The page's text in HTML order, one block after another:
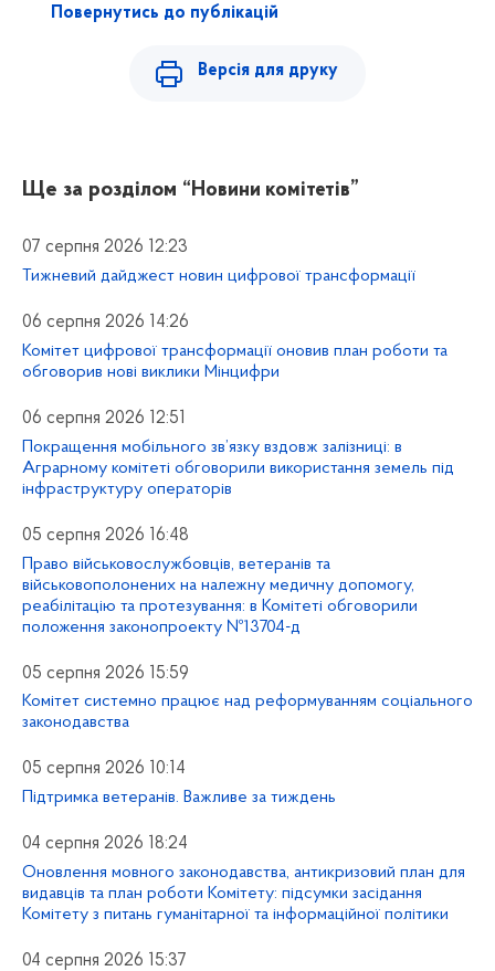
Повернутись до публікацій
Версія для друку
Ще за розділом “Новини комітетів”
07 серпня 2026 12:23
Тижневий дайджест новин цифрової трансформації
06 серпня 2026 14:26
Комітет цифрової трансформації оновив план роботи та
обговорив нові виклики Мінцифри
06 серпня 2026 12:51
Покращення мобільного зв’язку вздовж залізниці: в
Аграрному комітеті обговорили використання земель під
інфраструктуру операторів
05 серпня 2026 16:48
Право військовослужбовців, ветеранів та
військовополонених на належну медичну допомогу,
реабілітацію та протезування: в Комітеті обговорили
положення законопроекту №13704-д
05 серпня 2026 15:59
Комітет системно працює над реформуванням соціального
законодавства
05 серпня 2026 10:14
Підтримка ветеранів. Важливе за тиждень
04 серпня 2026 18:24
Оновлення мовного законодавства, антикризовий план для
видавців та план роботи Комітету: підсумки засідання
Комітету з питань гуманітарної та інформаційної політики
04 серпня 2026 15:37